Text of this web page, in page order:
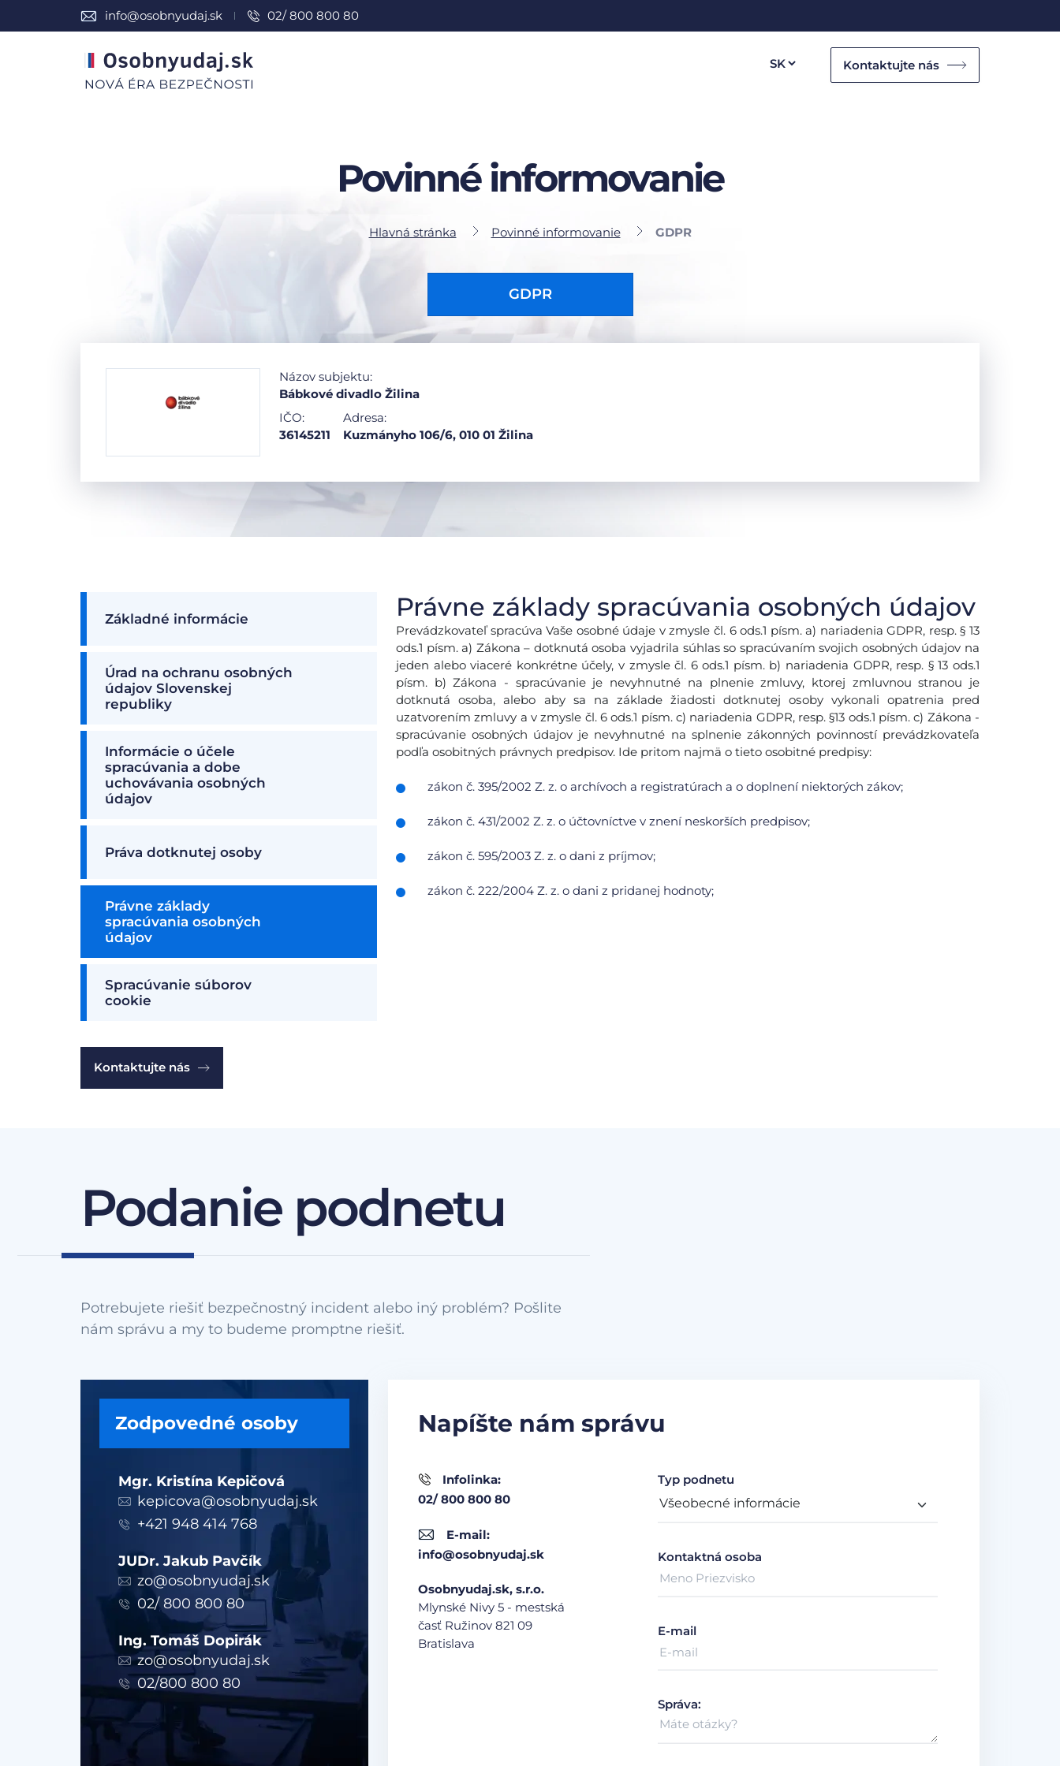
info@osobnyudaj.sk 02/ 800 800 80
Kontaktujte nás
Povinné informovanie
Hlavná stránka Povinné informovanie GDPR
GDPR
Názov subjektu:
Bábkové divadlo Žilina
IČO:
36145211
Adresa:
Kuzmányho 106/6, 010 01 Žilina
Základné informácie
Úrad na ochranu osobných
údajov Slovenskej
republiky
Informácie o účele
spracúvania a dobe
uchovávania osobných
údajov
Práva dotknutej osoby
Právne základy
spracúvania osobných
údajov
Spracúvanie súborov
cookie
Kontaktujte nás
Právne základy spracúvania osobných údajov
Prevádzkovateľ spracúva Vaše osobné údaje v zmysle čl. 6 ods.1 písm. a) nariadenia GDPR, resp. § 13
ods.1 písm. a) Zákona – dotknutá osoba vyjadrila súhlas so spracúvaním svojich osobných údajov na
jeden alebo viaceré konkrétne účely, v zmysle čl. 6 ods.1 písm. b) nariadenia GDPR, resp. § 13 ods.1
písm. b) Zákona - spracúvanie je nevyhnutné na plnenie zmluvy, ktorej zmluvnou stranou je
dotknutá osoba, alebo aby sa na základe žiadosti dotknutej osoby vykonali opatrenia pred
uzatvorením zmluvy a v zmysle čl. 6 ods.1 písm. c) nariadenia GDPR, resp. §13 ods.1 písm. c) Zákona -
spracúvanie osobných údajov je nevyhnutné na splnenie zákonných povinností prevádzkovateľa
podľa osobitných právnych predpisov. Ide pritom najmä o tieto osobitné predpisy:
zákon č. 395/2002 Z. z. o archívoch a registratúrach a o doplnení niektorých zákov;
zákon č. 431/2002 Z. z. o účtovníctve v znení neskorších predpisov;
zákon č. 595/2003 Z. z. o dani z príjmov;
zákon č. 222/2004 Z. z. o dani z pridanej hodnoty;
Podanie podnetu
Potrebujete riešiť bezpečnostný incident alebo iný problém? Pošlite
Zodpovedné osoby
Mgr. Kristína Kepičová
kepicova@osobnyudaj.sk
+421 948 414 768
JUDr. Jakub Pavčík
zo@osobnyudaj.sk
02/ 800 800 80
Ing. Tomáš Dopirák
zo@osobnyudaj.sk
02/800 800 80
Napíšte nám správu
Infolinka:
02/ 800 800 80
E-mail:
info@osobnyudaj.sk
Osobnyudaj.sk, s.r.o.
Mlynské Nivy 5 - mestská
časť Ružinov 821 09
Bratislava
Typ podnetu
Kontaktná osoba
E-mail
Správa: